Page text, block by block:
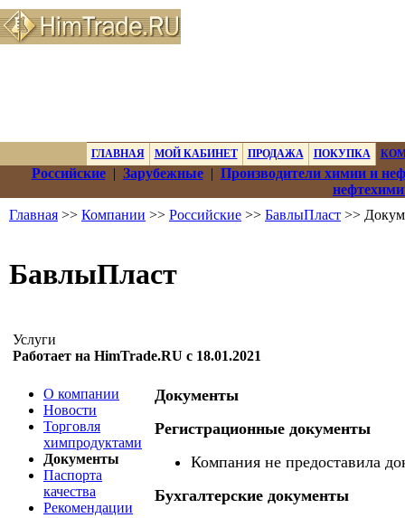
ГЛАВНАЯ МОЙ КАБИНЕТ ПРОДАЖА ПОКУПКА
Российские| Зарубежные| Производители химии и
Главная >> Компании >> Российские >> БавлыПласт >>
БавлыПласт
Услуги
Работает на HimTrade.RU с 18.01.2021
О компании
Новости
Торговля
химпродуктами
Документы
Паспорта
качества
Рекомендации
Документы
Регистрационные документы
Компания не предоставила
Бухгалтерские документы